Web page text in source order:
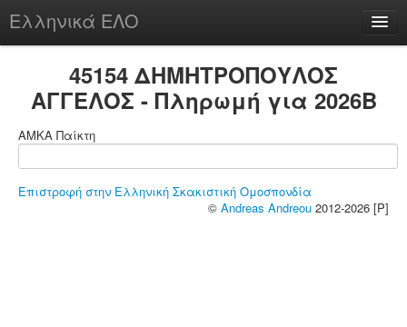
Ελληνικά ΕΛΟ
chesstu.be @ discord
45154 ΔΗΜΗΤΡΟΠΟΥΛΟΣ
ΑΓΓΕΛΟΣ - Πληρωμή για 2026B
ΑΜΚΑ Παίκτη
Επιστροφή στην Ελληνική Σκακιστική Ομοσπονδία
© Andreas Andreou 2012-2026 [P]